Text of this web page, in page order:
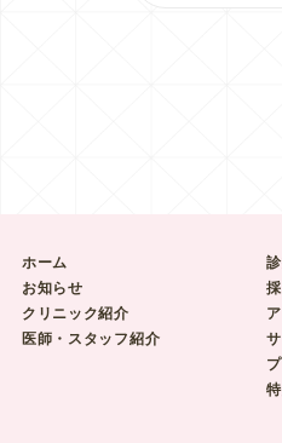
ホーム
お知らせ
クリニック紹介
医師・スタッフ紹介